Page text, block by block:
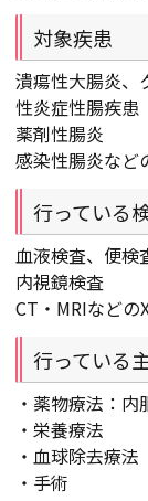
対象疾患
潰瘍性大腸炎、
性炎症性腸疾患
薬剤性腸炎
感染性腸炎など
行っている
血液検査、便検
内視鏡検査
CT・MRIなどの
行っている
・薬物療法：内
・栄養療法
・血球除去療法
・手術